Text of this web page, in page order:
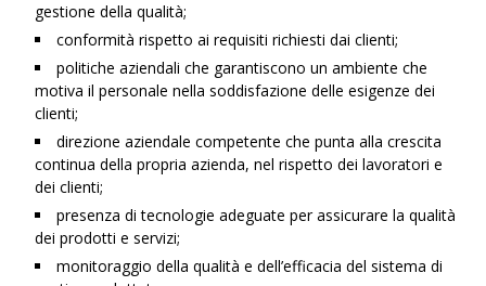
gestione della qualità;
conformità rispetto ai requisiti richiesti dai clienti;
politiche aziendali che garantiscono un ambiente che
motiva il personale nella soddisfazione delle esigenze dei
clienti;
direzione aziendale competente che punta alla crescita
continua della propria azienda, nel rispetto dei lavoratori e
dei clienti;
presenza di tecnologie adeguate per assicurare la qualità
dei prodotti e servizi;
monitoraggio della qualità e dell’efficacia del sistema di